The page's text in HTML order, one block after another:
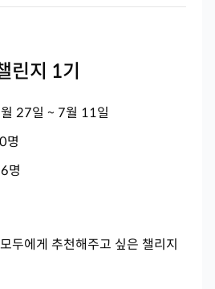
린지 1기
27일 ~ 7월 11일
명
명
두에게 추천해주고 싶은 챌리지